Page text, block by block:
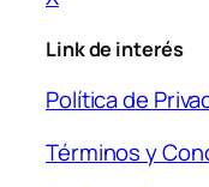
Link de interés
Política de
Términos y